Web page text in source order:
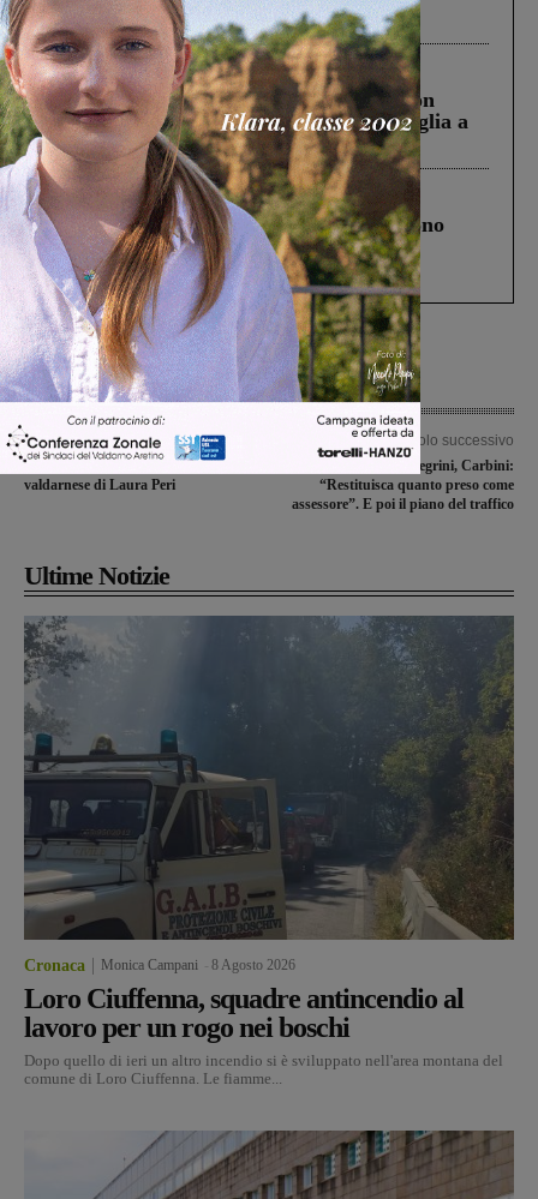
ringraziamento al Governo”
Cronaca 3 Agosto 2026
Scomparso da una struttura di Castiglion
Fiorentino l’uomo che aveva ucciso la figlia a
Levane nel 2020
Cronaca 4 Agosto 2026
Un anno fa la strage in A1 in cui morirono
Gianni, Giulia e Franco. Lo schianto, il
processo, lo stop ai sorpassi fra tir....
Articolo precedente
L’allevamento secondo la tradizione
valdarnese di Laura Peri
Articolo successivo
Dimissioni Pellegrini, Carbini:
“Restituisca quanto preso come
assessore”. E poi il piano del traffico
Ultime Notizie
Cronaca Monica Campani 8 Agosto 2026
Loro Ciuffenna, squadre antincendio al
lavoro per un rogo nei boschi
Dopo quello di ieri un altro incendio si è sviluppato nell'area montana del
comune di Loro Ciuffenna. Le fiamme...